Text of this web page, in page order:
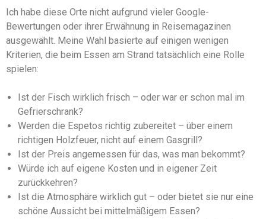
Ich habe diese Orte nicht aufgrund vieler Google-
Bewertungen oder ihrer Erwähnung in Reisemagazinen
ausgewählt. Meine Wahl basierte auf einigen wenigen
Kriterien, die beim Essen am Strand tatsächlich eine Rolle
spielen:
Ist der Fisch wirklich frisch – oder war er schon mal im
Gefrierschrank?
Werden die Espetos richtig zubereitet – über einem
richtigen Holzfeuer, nicht auf einem Gasgrill?
Ist der Preis angemessen für das, was man bekommt?
Würde ich auf eigene Kosten und in eigener Zeit
zurückkehren?
Ist die Atmosphäre wirklich gut – oder bietet sie nur eine
schöne Aussicht bei mittelmäßigem Essen?